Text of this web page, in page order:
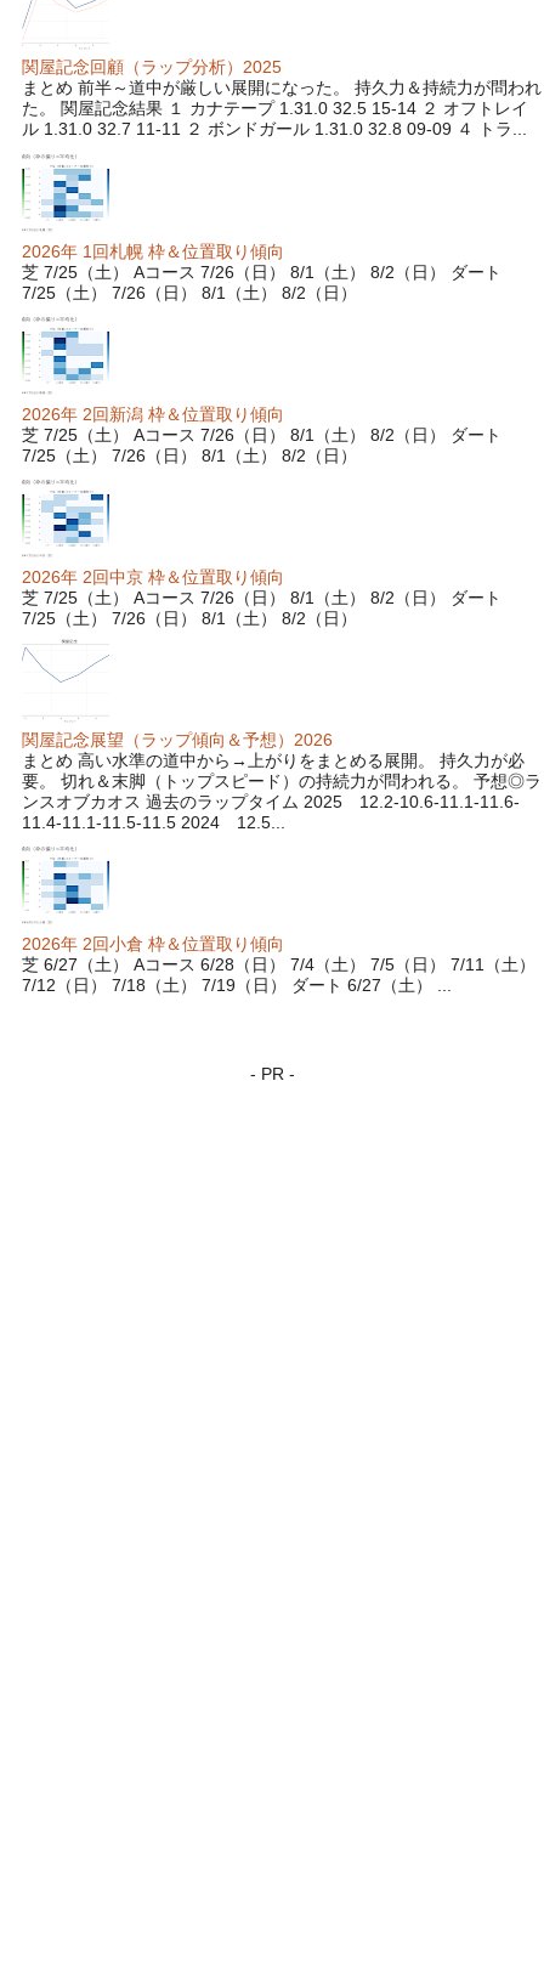
関屋記念回顧（ラップ分析）2025
まとめ 前半～道中が厳しい展開になった。 持久力＆持続力が問われ
た。 関屋記念結果 １ カナテープ 1.31.0 32.5 15-14 ２ オフトレイ
ル 1.31.0 32.7 11-11 ２ ボンドガール 1.31.0 32.8 09-09 ４ トラ...
2026年 1回札幌 枠＆位置取り傾向
芝 7/25（土） Aコース 7/26（日） 8/1（土） 8/2（日） ダート
7/25（土） 7/26（日） 8/1（土） 8/2（日）
2026年 2回新潟 枠＆位置取り傾向
芝 7/25（土） Aコース 7/26（日） 8/1（土） 8/2（日） ダート
7/25（土） 7/26（日） 8/1（土） 8/2（日）
2026年 2回中京 枠＆位置取り傾向
芝 7/25（土） Aコース 7/26（日） 8/1（土） 8/2（日） ダート
7/25（土） 7/26（日） 8/1（土） 8/2（日）
関屋記念展望（ラップ傾向＆予想）2026
まとめ 高い水準の道中から→上がりをまとめる展開。 持久力が必
要。 切れ＆末脚（トップスピード）の持続力が問われる。 予想◎ラ
ンスオブカオス 過去のラップタイム 2025 12.2-10.6-11.1-11.6-
11.4-11.1-11.5-11.5 2024 12.5...
2026年 2回小倉 枠＆位置取り傾向
芝 6/27（土） Aコース 6/28（日） 7/4（土） 7/5（日） 7/11（土）
7/12（日） 7/18（土） 7/19（日） ダート 6/27（土） ...
- PR -